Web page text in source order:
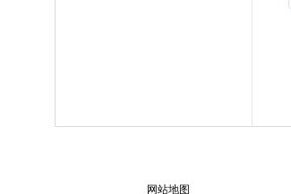
网站地图